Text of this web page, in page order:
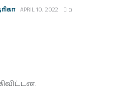
APRIL 10, 2022 0